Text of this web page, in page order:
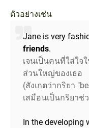
ตัวอย่างเช่น
Jane is very
friends.
เจนเป็นคนที่ใส่ใจ
ส่วนใหญ่ของเธอ
(สังเกตว่ากริยา
เสมือนเป็นกริยาช่
In the developing